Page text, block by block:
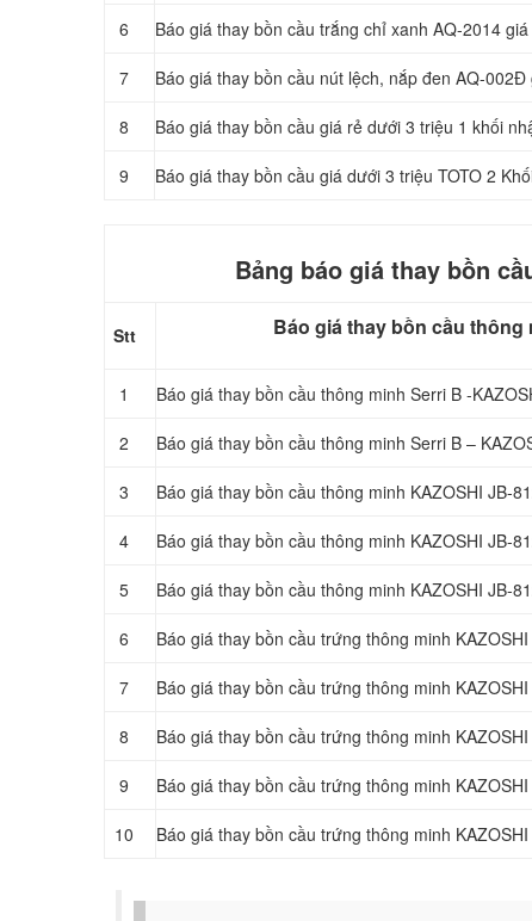
6 Báo giá thay bồn cầu trắng chỉ xanh AQ-2014
7 Báo giá thay bồn cầu nút lệch, nắp đen AQ-
8 Báo giá thay bồn cầu giá rẻ dưới 3 triệu 1 khối
9 Báo giá thay bồn cầu giá dưới 3 triệu TOTO 2
Bảng báo giá thay bồn
Stt Báo giá thay bồn cầu thông
1 Báo giá thay bồn cầu thông minh Serri B -
2 Báo giá thay bồn cầu thông minh Serri B –
3 Báo giá thay bồn cầu thông minh KAZOSHI JB-
4 Báo giá thay bồn cầu thông minh KAZOSHI JB-
5 Báo giá thay bồn cầu thông minh KAZOSHI JB-
6 Báo giá thay bồn cầu trứng thông minh KAZOSHI
7 Báo giá thay bồn cầu trứng thông minh KAZOSHI
8 Báo giá thay bồn cầu trứng thông minh
9 Báo giá thay bồn cầu trứng thông minh
10 Báo giá thay bồn cầu trứng thông minh